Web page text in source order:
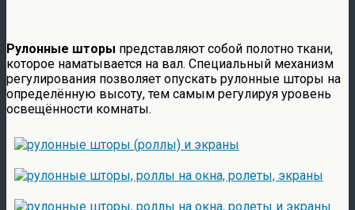
Рулонные шторы представляют собой полотно ткани,
которое наматывается на вал. Специальный механизм
регулирования позволяет опускать рулонные шторы на
определённую высоту, тем самым регулируя уровень
освещённости комнаты.